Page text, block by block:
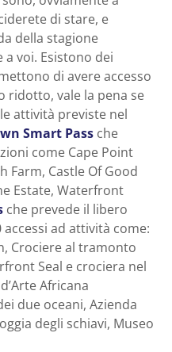
di stare, e
della stagione
voi. Esistono dei
di avere accesso
ridotto, vale la pena se
attività previste nel
Smart Pass che
come Cape Point
Farm, Castle Of Good
Estate, Waterfront
che prevede il libero
ad attività come:
Crociere al tramonto
Seal e crociera nel
Africana
due oceani, Azienda
degli schiavi, Museo